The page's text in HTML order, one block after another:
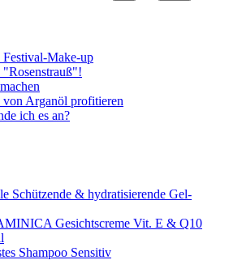
Make-up
Arganöl profitieren
ich es an?
Schützende & hydratisierende Gel-
Gesichtscreme Vit. E & Q10
Shampoo Sensitiv